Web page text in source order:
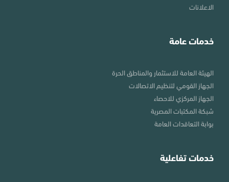
الاعلانات
خدمات عامة
الهيئة العامة للاستثمار والمناطق الحرة
الجهاز القومي لتنظيم الاتصالات
الجهاز المركزي للاحصاء
شبكة المكتبات المصرية
بوابة التعاقدات العامة
خدمات تفاعلية